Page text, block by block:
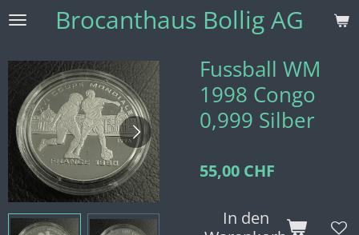
Zum
Brocanthaus Bollig AG
Fussball WM
1998 Congo
0,999 Silber
55,00 CHF
In den